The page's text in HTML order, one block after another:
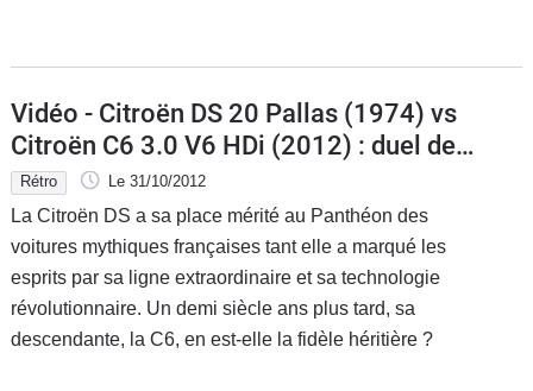
Vidéo - Citroën DS 20 Pallas (1974) vs
Citroën C6 3.0 V6 HDi (2012) : duel de
voitures présidentielles
Rétro Le 31/10/2012
La Citroën DS a sa place mérité au Panthéon des
voitures mythiques françaises tant elle a marqué les
esprits par sa ligne extraordinaire et sa technologie
révolutionnaire. Un demi siècle ans plus tard, sa
descendante, la C6, en est-elle la fidèle héritière ?